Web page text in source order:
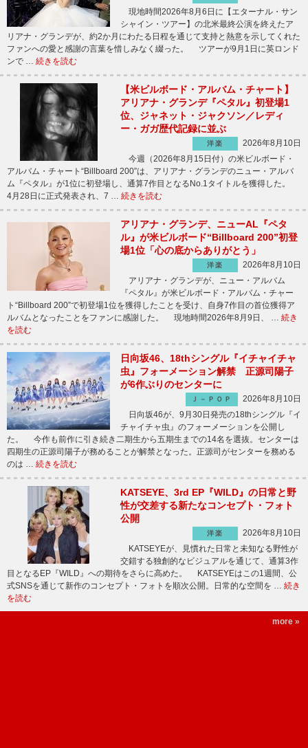
現地時間2026年8月6日に【エターナル・サン
シャイン・ツアー】の北米最終公演を終えたア
リアナ・グランデが、約2か月にわたる日程を通じて支持と熱意を示してくれた
ファンへの愛と感謝の言葉を惜しみなく綴った。 ツアーが9月1日に英ロンド
ンで … 続きを読む
【米ビルボード・アルバム・チャート】
アリアナ・グランデ『ペタル』初登場1
位、ジャネット・ジャクソン／レディ
ー・ガガ歴代記録に並ぶ
洋楽
2026年8月10日
今週（2026年8月15日付）の米ビルボード・
アルバム・チャート“Billboard 200”は、アリアナ・グランデのニュー・アルバ
ム『ペタル』が1位に初登場し、通算7作目となるNo.1タイトルを獲得した。
4月28日に正式発表され、7 … 続きを読む
アリアナ・グランデ、ニューAL『ペタ
ル』が米ビルボード“Billboard 200”初登
場1位「心の底からありがとう」
洋楽
2026年8月10日
アリアナ・グランデが、ニュー・アルバム
『ペタル』が米ビルボード・アルバム・チャー
ト“Billboard 200”で初登場1位を獲得したことを受け、自身7作目の首位獲得ア
ルバムとなったことをファンに感謝した。 現地時間2026年8月9日、 … 続き
を読む
日向坂46、18thシングル『イチャイチャ
虫』フォーメーション解禁 正源司陽子
が6作ぶりのセンターに
Ｊ－ＰＯＰ
2026年8月10日
日向坂46が、9月30日発売の18thシングル『イ
チャイチャ虫』のフォーメーションを公開し
た。 今作も前作に引き続き二期生から五期生までの14名を選抜。センターは
四期生の正源司陽子が務めることが解禁となった。正源司がセンターを務める
のは … 続きを読む
KATSEYE、3rd EP『WILD』の日常と野
性が交差する新たなコンセプト・フォト
公開
洋楽
2026年8月10日
KATSEYEが、見慣れた日常と未知なる野性が
交錯する独創的なビジュアルを通じて、通算3作
目となるEP『WILD』への期待をさらに高めた。 KATSEYEはこの1週間、公
式SNSを通じて新作のコンセプト・フォトを順次公開。日常的な空間を … 続き
を読む
more »